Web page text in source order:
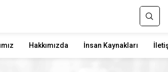
Hakkımızda İnsan Kaynakları